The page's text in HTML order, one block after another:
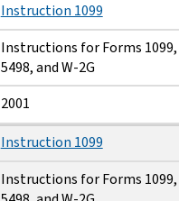
Instruction 1099
Instructions for Forms 1099,
5498, and W-2G
2001
Instruction 1099
Instructions for Forms 1099,